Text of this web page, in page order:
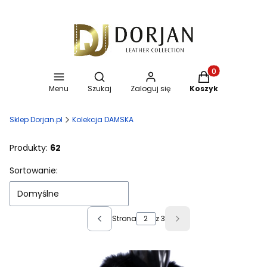
Menu
Otwórz wyszukiwarkę
Szukaj Zaloguj się
Produkty w
Koszyk
Sklep Dorjan.pl Kolekcja DAMSKA
Produkty: 62
Lista produktów
Sortowanie:
Domyślne
Poprzednie produkty
Strona z 3 Następne produkty